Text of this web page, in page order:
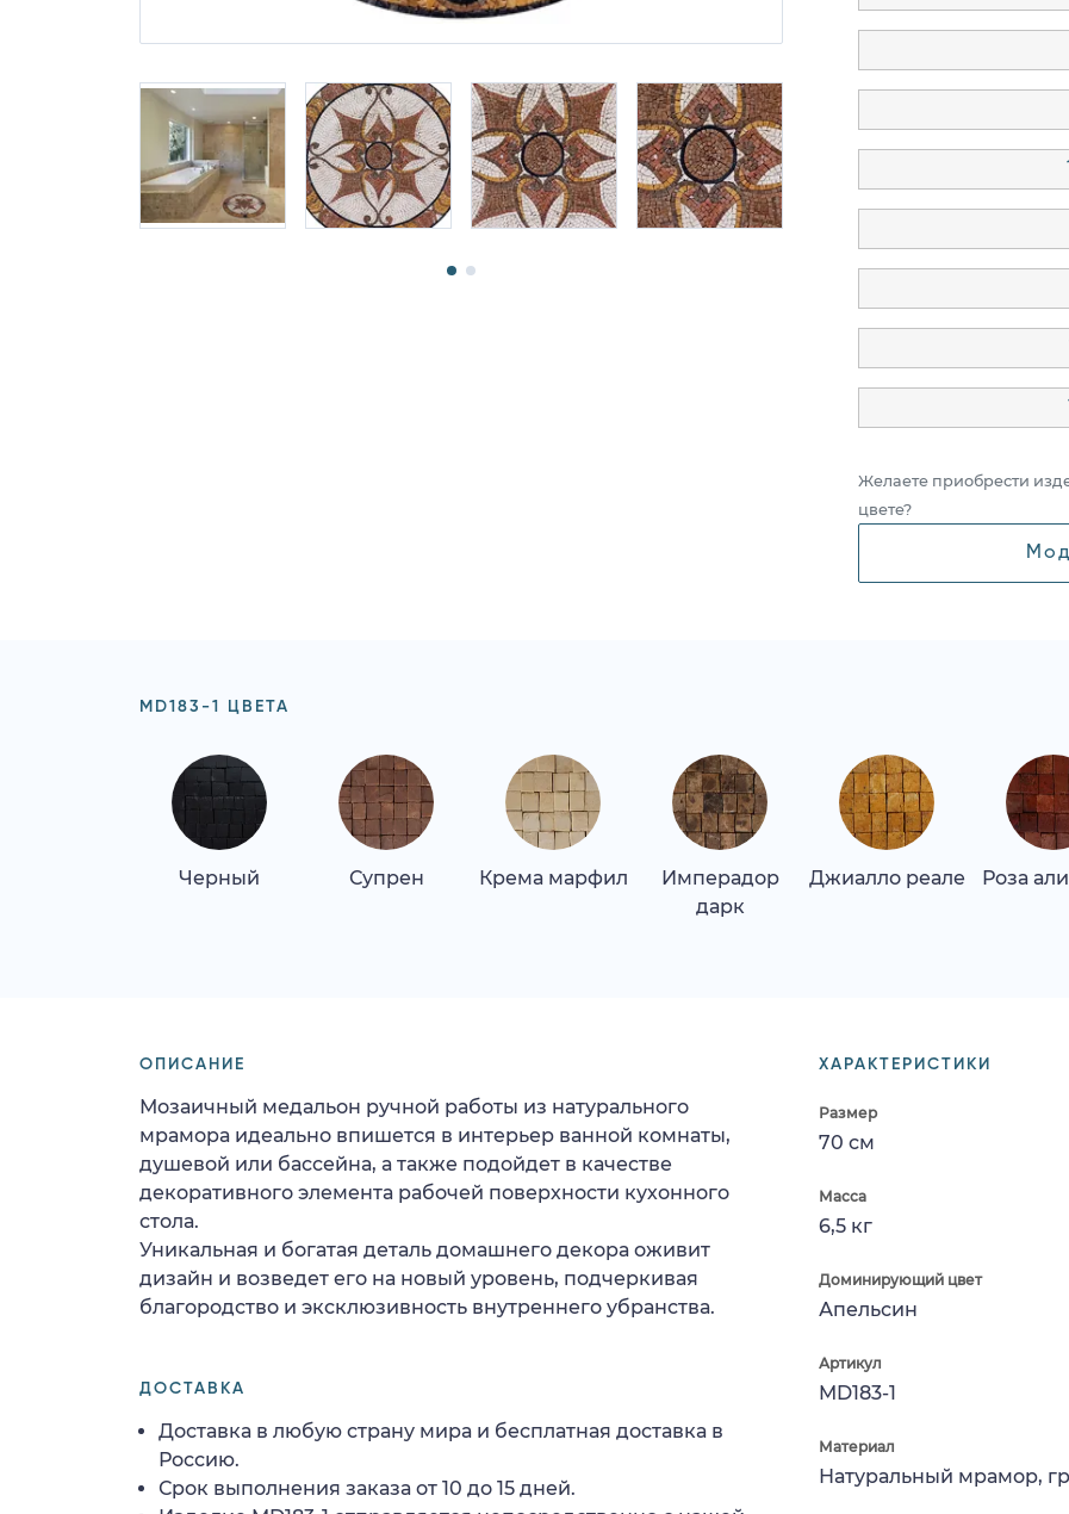
Желаете приобрести
цвете?
MD183-1 ЦВЕТА
Черный Супрен Крема марфил
Имперадор
дарк
Джиалло реале Роза
ХАРАКТЕРИСТИКИ
Размер
70 см
Масса
6,5 кг
Доминирующий цвет
Апельсин
Артикул
MD183-1
Материал
Натуральный мрамор,
ОПИСАНИЕ
Мозаичный медальон ручной работы из натурального
мрамора идеально впишется в интерьер ванной комнаты,
душевой или бассейна, а также подойдет в качестве
декоративного элемента рабочей поверхности кухонного
стола.
Уникальная и богатая деталь домашнего декора оживит
дизайн и возведет его на новый уровень, подчеркивая
благородство и эксклюзивность внутреннего убранства.
ДОСТАВКА
Доставка в любую страну мира и бесплатная доставка в
Россию.
Срок выполнения заказа от 10 до 15 дней.